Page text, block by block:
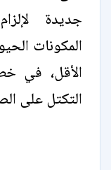
جديدة
الأقل، في
التكتل على